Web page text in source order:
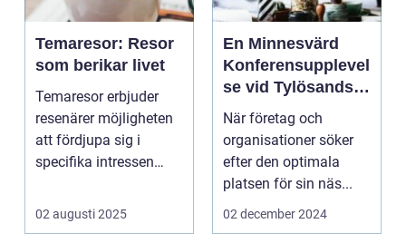
Temaresor: Resor
som berikar livet
Temaresor erbjuder
resenärer möjligheten
att fördjupa sig i
specifika intressen
02 augusti 2025
En Minnesvärd
Konferensupplevel
se vid Tylösands
Kust
När företag och
organisationer söker
efter den optimala
platsen för sin näs...
02 december 2024